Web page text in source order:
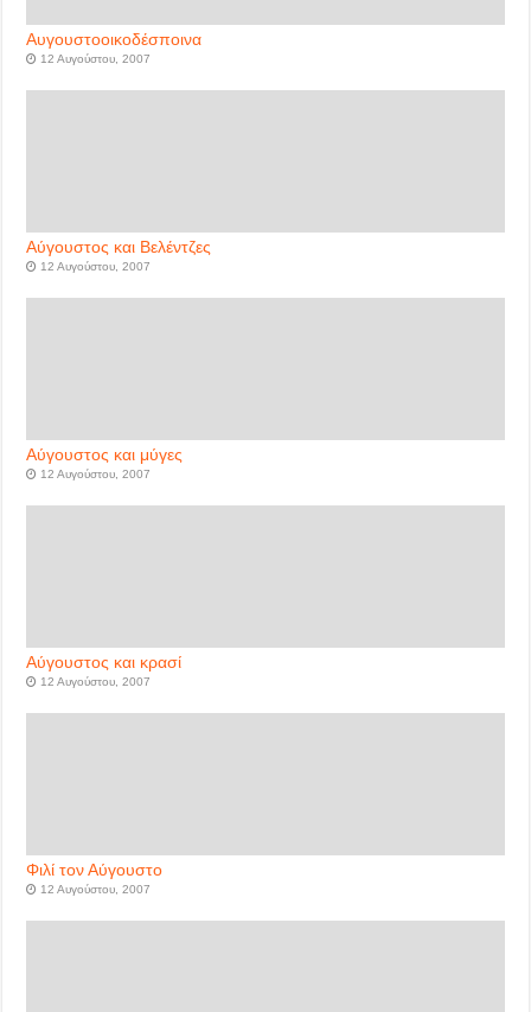
Αυγουστοοικοδέσποινα
12 Αυγούστου, 2007
Αύγουστος και Βελέντζες
12 Αυγούστου, 2007
Αύγουστος και μύγες
12 Αυγούστου, 2007
Αύγουστος και κρασί
12 Αυγούστου, 2007
Φιλί τον Αύγουστο
12 Αυγούστου, 2007